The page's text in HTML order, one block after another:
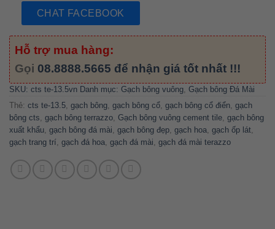
CHAT FACEBOOK
Hỗ trợ mua hàng:
Gọi 08.8888.5665 để nhận giá tốt nhất !!!
SKU: cts te-13.5vn Danh mục: Gạch bông vuông Gạch bông Đá Mài
Thẻ: cts te-13.5 gạch bông gạch bông cổ gạch bông cổ điển gạch
bông cts gạch bông terrazzo Gạch bông vuông cement tile gạch bông
xuất khẩu gạch bông đá mài gạch bông đẹp gạch hoa gạch ốp lát
gạch trang trí gạch đá hoa gạch đá mài gạch đá mài terazzo